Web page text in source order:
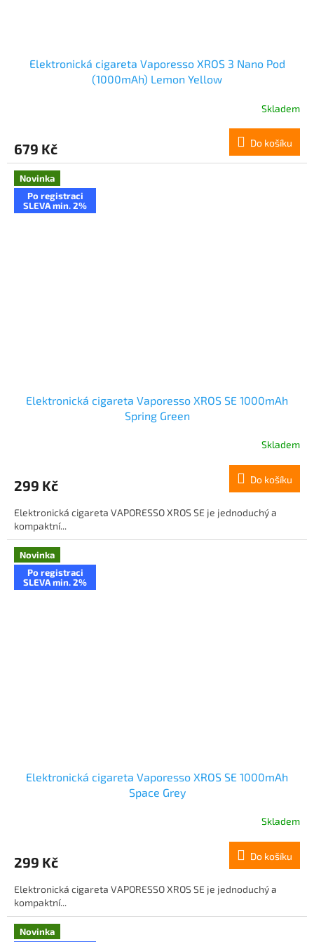
Elektronická cigareta Vaporesso XROS 3 Nano Pod
(1000mAh) Lemon Yellow
Skladem
679 Kč Do košíku
Novinka
Po registraci
SLEVA min. 2%
Elektronická cigareta Vaporesso XROS SE 1000mAh
Spring Green
Skladem
299 Kč Do košíku
Elektronická cigareta VAPORESSO XROS SE je jednoduchý a
kompaktní...
Novinka
Po registraci
SLEVA min. 2%
Elektronická cigareta Vaporesso XROS SE 1000mAh
Space Grey
Skladem
299 Kč Do košíku
Elektronická cigareta VAPORESSO XROS SE je jednoduchý a
kompaktní...
Novinka